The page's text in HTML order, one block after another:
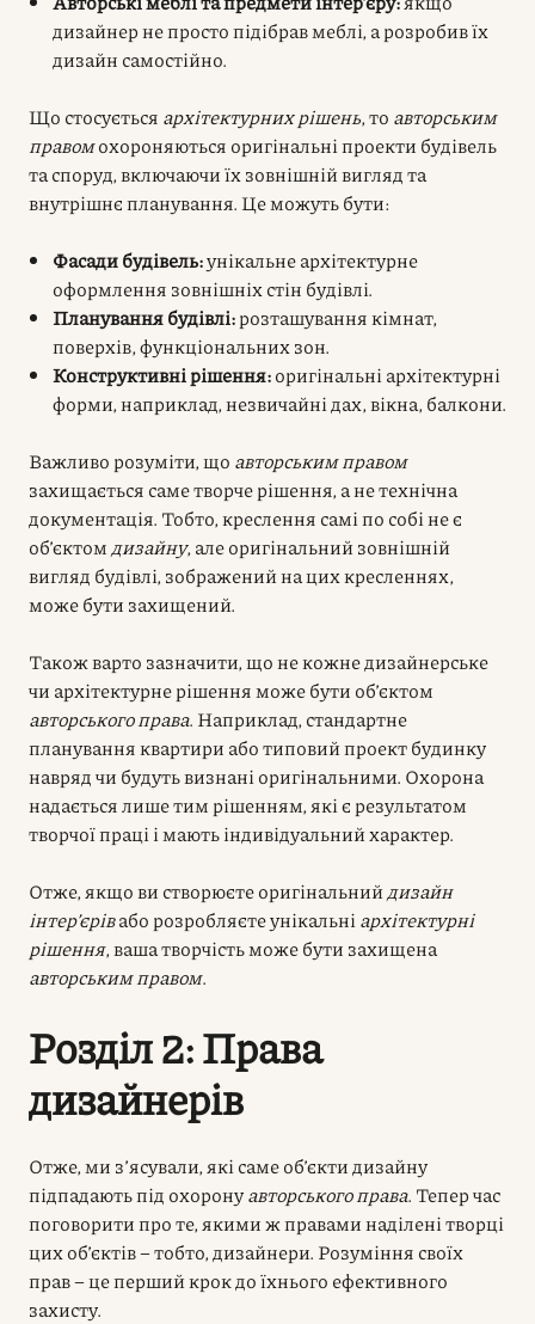
дизайнер не просто підібрав меблі, а розробив їх
дизайн самостійно.
Що стосується архітектурних рішень, то авторським
правомохороняються оригінальні проекти будівель
та споруд, включаючи їх зовнішній вигляд та
внутрішнє планування. Це можуть бути:
Фасади будівель:унікальне архітектурне
оформлення зовнішніх стін будівлі.
Планування будівлі:розташування кімнат,
поверхів, функціональних зон.
Конструктивні рішення:оригінальні архітектурні
форми, наприклад, незвичайні дах, вікна, балкони.
Важливо розуміти, що авторським правом
захищається саме творче рішення, а не технічна
документація. Тобто, креслення самі по собі не є
об’єктом дизайну, але оригінальний зовнішній
вигляд будівлі, зображений на цих кресленнях,
може бути захищений.
Також варто зазначити, що не кожне дизайнерське
чи архітектурне рішення може бути об’єктом
авторського права. Наприклад, стандартне
планування квартири або типовий проект будинку
навряд чи будуть визнані оригінальними. Охорона
надається лише тим рішенням, які є результатом
творчої праці і мають індивідуальний характер.
Отже, якщо ви створюєте оригінальнийдизайн
інтер’єрівабо розробляєте унікальні архітектурні
рішення, ваша творчість може бути захищена
авторським правом.
Розділ 2: Права
дизайнерів
Отже, ми з’ясували, які саме об’єкти дизайну
підпадають під охоронуавторського права. Тепер час
поговорити про те, якими ж правами наділені творці
цих об’єктів – тобто, дизайнери. Розуміння своїх
прав – це перший крок до їхнього ефективного
захисту.